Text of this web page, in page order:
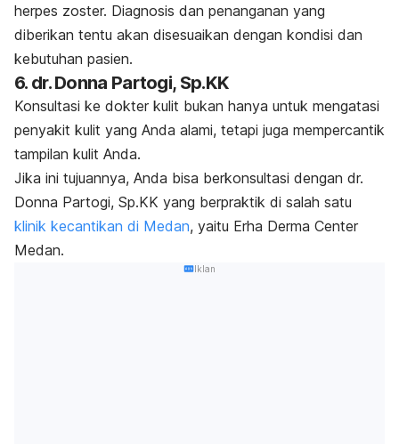
herpes zoster. Diagnosis dan penanganan yang
diberikan tentu akan disesuaikan dengan kondisi dan
kebutuhan pasien.
6. dr. Donna Partogi, Sp.KK
Konsultasi ke dokter kulit bukan hanya untuk mengatasi
penyakit kulit yang Anda alami, tetapi juga mempercantik
tampilan kulit Anda.
Jika ini tujuannya, Anda bisa berkonsultasi dengan dr.
Donna Partogi, Sp.KK yang berpraktik di salah satu
klinik kecantikan di Medan, yaitu Erha Derma Center
Medan.
Iklan